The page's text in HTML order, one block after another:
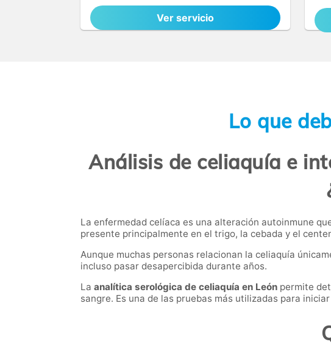
Ver servicio
Lo que
Análisis de celiaquía e
La enfermedad celíaca es una alteración autoinmune
presente principalmente en el trigo, la cebada y el
Aunque muchas personas relacionan la celiaquía
incluso pasar desapercibida durante años.
La analítica serológica de celiaquía en León permite
sangre. Es una de las pruebas más utilizadas para